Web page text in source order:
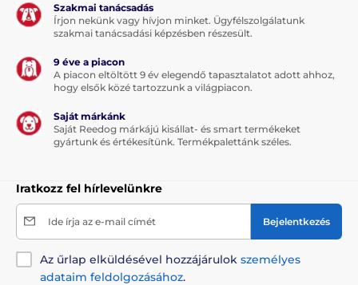
A műszaki specifikációk előzetes értesítés nélkül
változhatnak. A képek csak illusztrációk.
A termék a következő kategóriákba sorolt
Házak, fekhelyek Fekhelyek
Közepes testű kutyáknak
Szakmai tanácsadás
Írjon nekünk vagy hívjon minket. Ügyfélszolgálatunk
szakmai tanácsadási képzésben részesült.
9 éve a piacon
A piacon eltöltött 9 év elegendő tapasztalatot adott ahhoz,
hogy elsők közé tartozzunk a világpiacon.
Saját márkánk
Saját Reedog márkájú kisállat- és smart termékeket
gyártunk és értékesítünk. Termékpalettánk széles.
Iratkozz fel hírlevelünkre
Ide írja az e-mail címét Bejelentkezés
Az űrlap elküldésével hozzájárulok személyes
adataim feldolgozásához.